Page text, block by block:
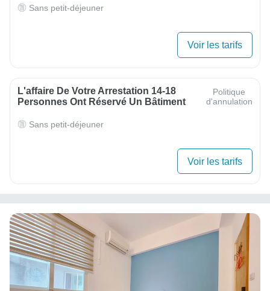
Sans petit-déjeuner
Voir les tarifs
L'affaire De Votre Arrestation 14-18
Personnes Ont Réservé Un Bâtiment
Politique
d'annulation
Sans petit-déjeuner
Voir les tarifs